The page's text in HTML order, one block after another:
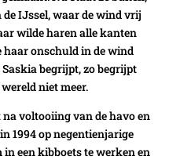
de IJssel, waar de wind vrij
wilde haren alle kanten
haar onschuld in de wind
begrijpt, zo begrijpt
niet meer.
voltooiing van de havo en
1994 op negentienjarige
een kibboets te werken en